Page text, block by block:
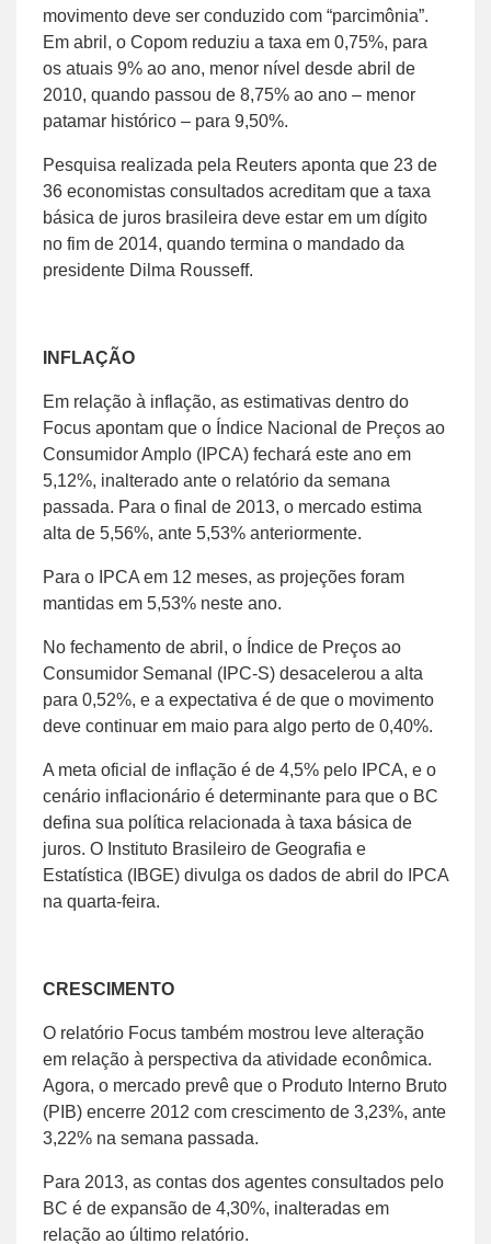
movimento deve ser conduzido com “parcimônia”.
Em abril, o Copom reduziu a taxa em 0,75%, para
os atuais 9% ao ano, menor nível desde abril de
2010, quando passou de 8,75% ao ano – menor
patamar histórico – para 9,50%.
Pesquisa realizada pela Reuters aponta que 23 de
36 economistas consultados acreditam que a taxa
básica de juros brasileira deve estar em um dígito
no fim de 2014, quando termina o mandado da
presidente Dilma Rousseff.
INFLAÇÃO
Em relação à inflação, as estimativas dentro do
Focus apontam que o Índice Nacional de Preços ao
Consumidor Amplo (IPCA) fechará este ano em
5,12%, inalterado ante o relatório da semana
passada. Para o final de 2013, o mercado estima
alta de 5,56%, ante 5,53% anteriormente.
Para o IPCA em 12 meses, as projeções foram
mantidas em 5,53% neste ano.
No fechamento de abril, o Índice de Preços ao
Consumidor Semanal (IPC-S) desacelerou a alta
para 0,52%, e a expectativa é de que o movimento
deve continuar em maio para algo perto de 0,40%.
A meta oficial de inflação é de 4,5% pelo IPCA, e o
cenário inflacionário é determinante para que o BC
defina sua política relacionada à taxa básica de
juros. O Instituto Brasileiro de Geografia e
Estatística (IBGE) divulga os dados de abril do IPCA
na quarta-feira.
CRESCIMENTO
O relatório Focus também mostrou leve alteração
em relação à perspectiva da atividade econômica.
Agora, o mercado prevê que o Produto Interno Bruto
(PIB) encerre 2012 com crescimento de 3,23%, ante
3,22% na semana passada.
Para 2013, as contas dos agentes consultados pelo
BC é de expansão de 4,30%, inalteradas em
relação ao último relatório.